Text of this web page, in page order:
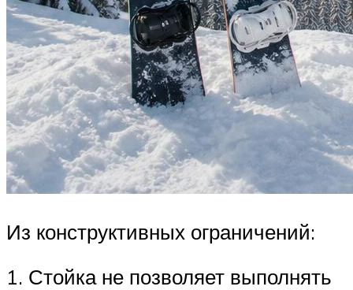
Из конструктивных ограничений:
1. Стойка не позволяет выполнять